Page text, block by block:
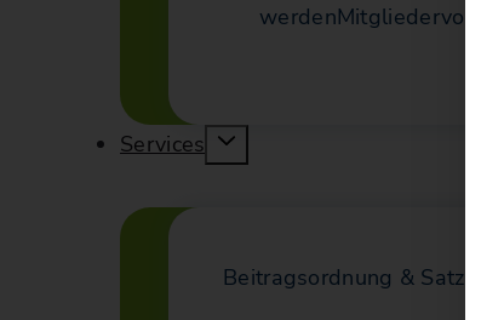
werdenMitgliedervorteile
Services
Beitragsordnung & Satzung